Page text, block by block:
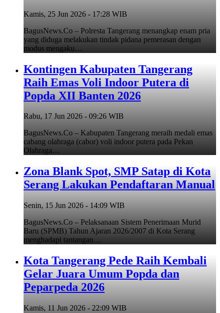
Kamis, 25 Jun 2026 - 17:28 WIB
BagusNews.Co – Polresta Tangerang menangkap enam pria
yang diduga melakukan tindak pidana pemerasan dengan
modus mengaku…
Kontingen Kabupaten Tangerang
Raih Emas Voli Indoor Putera di
Popda XII Banten 2026
Rabu, 17 Jun 2026 - 09:26 WIB
BagusNews.Co – Kabupaten Tangerang meraih medali emas
cabang olahraga (cabor) voli indoor putera pada Pekan
Olahraga…
Zona Blank Spot, SMP Satap di Kota
Serang Lakukan Pendaftaran Manual
Senin, 15 Jun 2026 - 14:09 WIB
BagusNews.Co – Pelaksanaan Sistem Penerimaan Murid
Baru (SPMB) Tahun Ajaran 2026/2007 di Kota Serang
menghadapi tantangan…
Kota Tangerang Pede Raih Kembali
Gelar Juara Umum Popda dan
Peparpeda 2026
Kamis, 11 Jun 2026 - 22:09 WIB